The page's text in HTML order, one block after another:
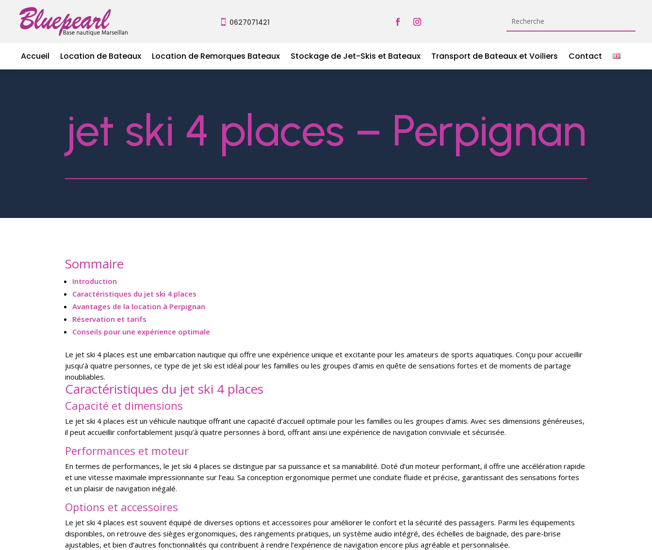
 0627071421
Accueil Location de Bateaux Location de Remorques Bateaux Stockage de Jet-Skis et Bateaux Transport de Bateaux et Voiliers Contact
jet ski 4 places – Perpignan
Sommaire
Introduction
Caractéristiques du jet ski 4 places
Avantages de la location à Perpignan
Réservation et tarifs
Conseils pour une expérience optimale
Le jet ski 4 places est une embarcation nautique qui offre une expérience unique et excitante pour les amateurs de sports aquatiques. Conçu pour accueillir
jusqu’à quatre personnes, ce type de jet ski est idéal pour les familles ou les groupes d’amis en quête de sensations fortes et de moments de partage
inoubliables.
Caractéristiques du jet ski 4 places
Capacité et dimensions
Le jet ski 4 places est un véhicule nautique offrant une capacité d’accueil optimale pour les familles ou les groupes d’amis. Avec ses dimensions généreuses,
il peut accueillir confortablement jusqu’à quatre personnes à bord, offrant ainsi une expérience de navigation conviviale et sécurisée.
Performances et moteur
En termes de performances, le jet ski 4 places se distingue par sa puissance et sa maniabilité. Doté d’un moteur performant, il offre une accélération rapide
et une vitesse maximale impressionnante sur l’eau. Sa conception ergonomique permet une conduite fluide et précise, garantissant des sensations fortes
et un plaisir de navigation inégalé.
Options et accessoires
Le jet ski 4 places est souvent équipé de diverses options et accessoires pour améliorer le confort et la sécurité des passagers. Parmi les équipements
disponibles, on retrouve des sièges ergonomiques, des rangements pratiques, un système audio intégré, des échelles de baignade, des pare-brise
ajustables, et bien d’autres fonctionnalités qui contribuent à rendre l’expérience de navigation encore plus agréable et personnalisée.